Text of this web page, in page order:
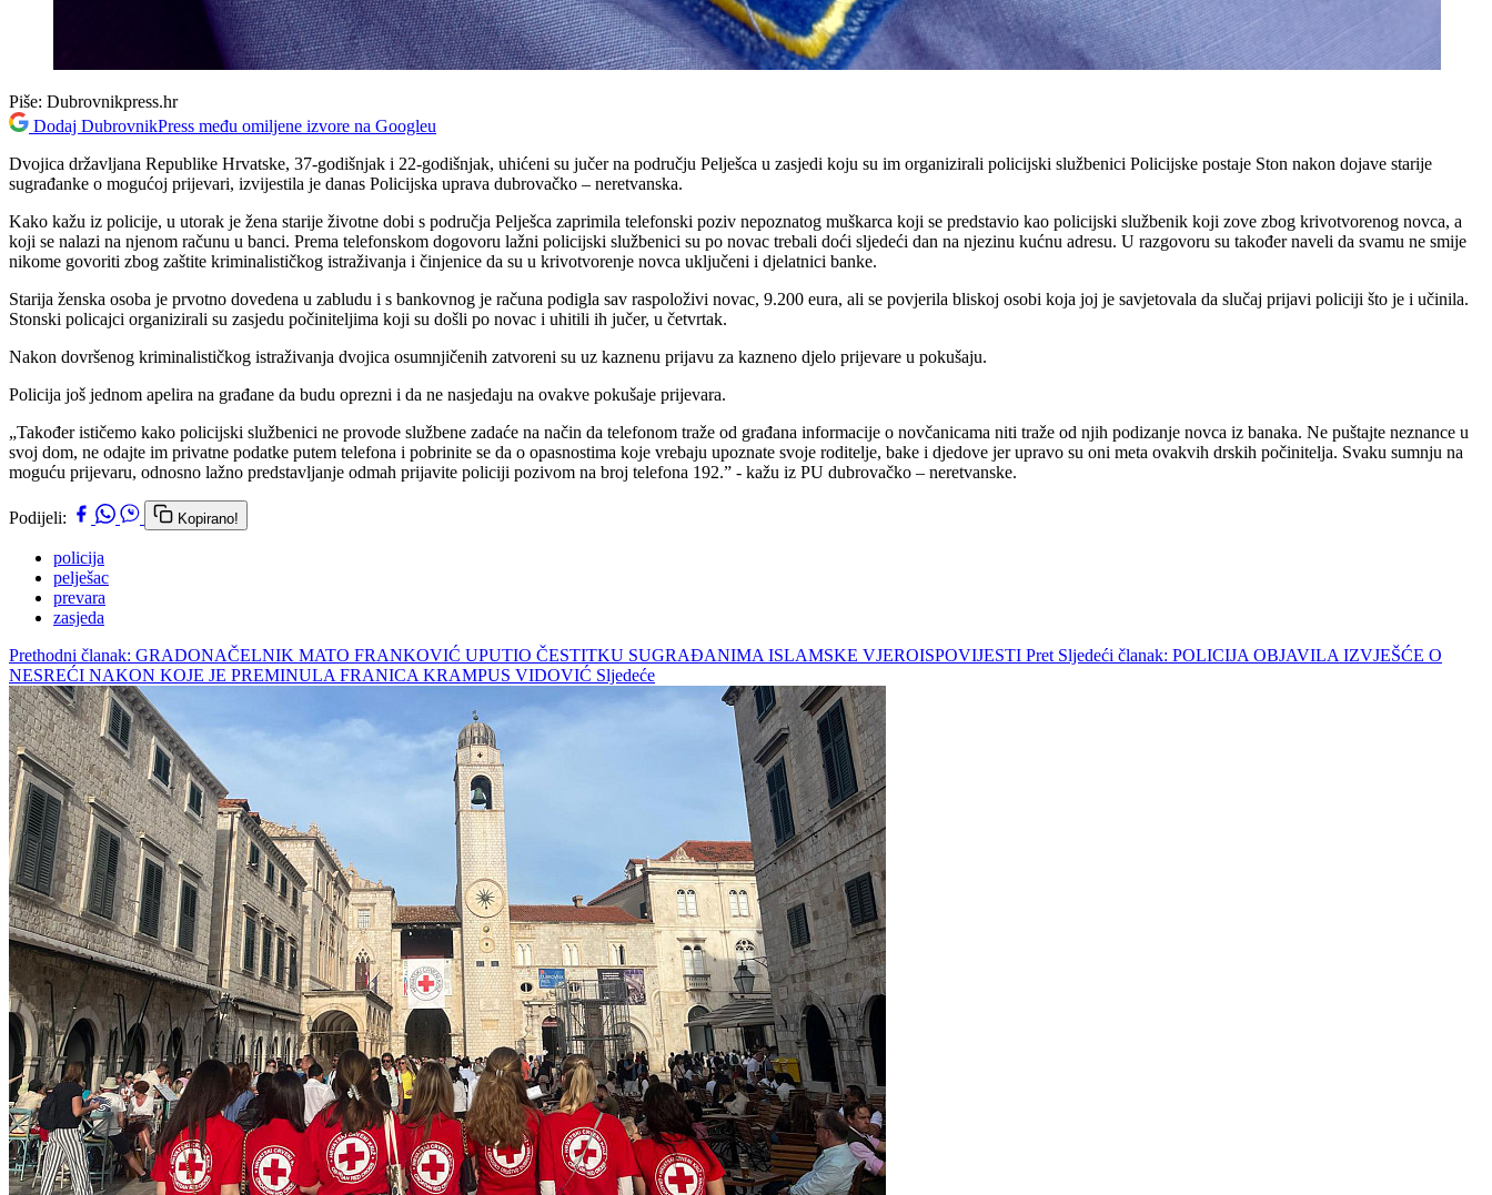
Piše: Dubrovnikpress.hr
Dodaj DubrovnikPress među omiljene izvore na Googleu
Dvojica državljana Republike Hrvatske, 37-godišnjak i 22-godišnjak, uhićeni su jučer na području Pelješca u zasjedi koju su im organizirali policijski službenici Policijske postaje Ston nakon dojave starije
sugrađanke o mogućoj prijevari, izvijestila je danas Policijska uprava dubrovačko – neretvanska.
Kako kažu iz policije, u utorak je žena starije životne dobi s područja Pelješca zaprimila telefonski poziv nepoznatog muškarca koji se predstavio kao policijski službenik koji zove zbog krivotvorenog novca, a
koji se nalazi na njenom računu u banci. Prema telefonskom dogovoru lažni policijski službenici su po novac trebali doći sljedeći dan na njezinu kućnu adresu. U razgovoru su također naveli da svamu ne smije
nikome govoriti zbog zaštite kriminalističkog istraživanja i činjenice da su u krivotvorenje novca uključeni i djelatnici banke.
Starija ženska osoba je prvotno dovedena u zabludu i s bankovnog je računa podigla sav raspoloživi novac, 9.200 eura, ali se povjerila bliskoj osobi koja joj je savjetovala da slučaj prijavi policiji što je i učinila.
Stonski policajci organizirali su zasjedu počiniteljima koji su došli po novac i uhitili ih jučer, u četvrtak.
Nakon dovršenog kriminalističkog istraživanja dvojica osumnjičenih zatvoreni su uz kaznenu prijavu za kazneno djelo prijevare u pokušaju.
Policija još jednom apelira na građane da budu oprezni i da ne nasjedaju na ovakve pokušaje prijevara.
„Također ističemo kako policijski službenici ne provode službene zadaće na način da telefonom traže od građana informacije o novčanicama niti traže od njih podizanje novca iz banaka. Ne puštajte neznance u
svoj dom, ne odajte im privatne podatke putem telefona i pobrinite se da o opasnostima koje vrebaju upoznate svoje roditelje, bake i djedove jer upravo su oni meta ovakvih drskih počinitelja. Svaku sumnju na
moguću prijevaru, odnosno lažno predstavljanje odmah prijavite policiji pozivom na broj telefona 192.” - kažu iz PU dubrovačko – neretvanske.
Podijeli: Kopirano!
policija
pelješac
prevara
zasjeda
Prethodni članak: GRADONAČELNIK MATO FRANKOVIĆ UPUTIO ČESTITKU SUGRAĐANIMA ISLAMSKE VJEROISPOVIJESTI Pret Sljedeći članak: POLICIJA OBJAVILA IZVJEŠĆE O
NESREĆI NAKON KOJE JE PREMINULA FRANICA KRAMPUS VIDOVIĆ Sljedeće